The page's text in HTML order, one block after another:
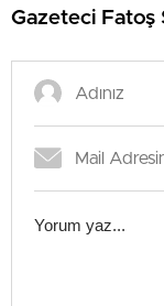
Gazeteci Fatoş